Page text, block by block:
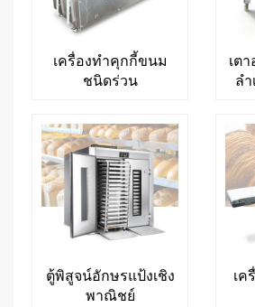
เครื่องทำคุกกี้ขนม
ชนิดร่วน
เต
ล
ตู้พิสูจน์อักษรแป้งเชิง
พาณิชย์
เค